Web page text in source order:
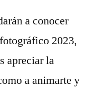
a conocer
2023,
apreciar la
a animarte y